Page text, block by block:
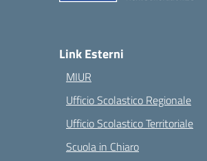
Link Esterni
MIUR
Ufficio Scolastico Regionale
Ufficio Scolastico Territoriale
Scuola in Chiaro